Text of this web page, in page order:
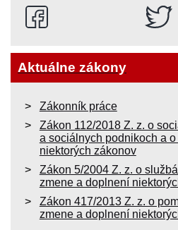
Aktuálne zákony
Zákonník práce
Zákon 112/2018 Z. z. o
a sociálnych podnikoch a
niektorých zákonov
Zákon 5/2004 Z. z. o
zmene a doplnení
Zákon 417/2013 Z. z. o
zmene a doplnení